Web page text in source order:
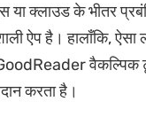
या क्लाउड के भीतर
ऐप है। हालाँकि, ऐसा
वैकल्पिक
करता है।